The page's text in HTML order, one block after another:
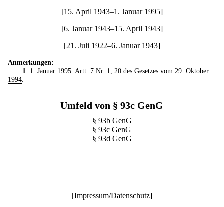
[15. April 1943–1. Januar 1995]
[6. Januar 1943–15. April 1943]
[21. Juli 1922–6. Januar 1943]
Anmerkungen:
1
. 1. Januar 1995: Artt. 7 Nr. 1, 20 des Gesetzes vom 29. Oktober
1994
Umfeld von § 93c GenG
§ 93b GenG
§ 93c GenG
§ 93d GenG
[Impressum/Datenschutz]